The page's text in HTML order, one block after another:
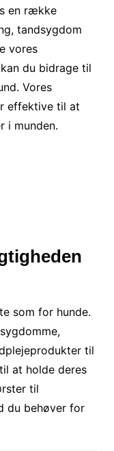
en række
tandsygdom
vores
du bidrage til
Vores
effektive til at
i munden.
som for hunde.
til
at holde deres
til
du behøver for